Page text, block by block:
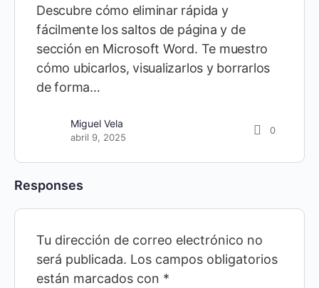
Descubre cómo eliminar rápida y
fácilmente los saltos de página y de
sección en Microsoft Word. Te muestro
cómo ubicarlos, visualizarlos y borrarlos
de forma…
Miguel Vela
abril 9, 2025
0
Responses
Tu dirección de correo electrónico no
será publicada. Los campos obligatorios
están marcados con *